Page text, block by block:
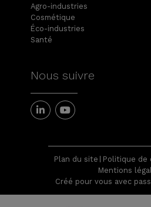
Agro-industries
Cosmétique
Éco-industries
Santé
Nous suivre
Plan du site
Politique de
Mentions
Créé pour vous avec